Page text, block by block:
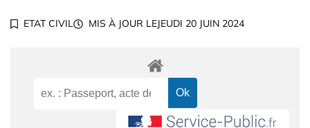
ETAT CIVIL MIS À JOUR LEJEUDI 20 JUIN 2024